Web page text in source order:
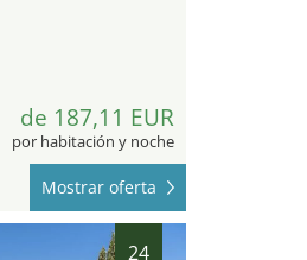
de 187,11 EUR
por habitación y noche
Mostrar oferta
24